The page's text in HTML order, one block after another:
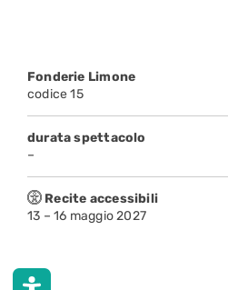
Fonderie Limone
codice 15
durata spettacolo
–
Recite accessibili
13 – 16 maggio 2027